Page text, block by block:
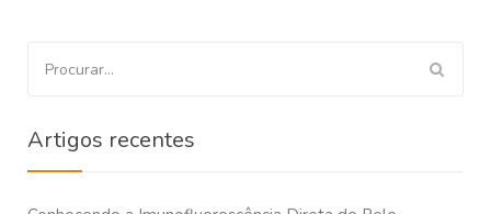
por:
Artigos recentes